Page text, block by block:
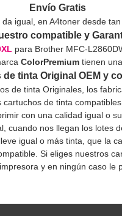
Envío Gratis
igual, en A4toner desde
compatible y
para Brother MFC-
ColorPremiumtienen
tinta Original OEM y
de tinta Originales, los
de tinta
con una calidad igual o
cuando nos llegan los lotes
igual o más tinta, que la
Si eliges nuestros
y en ningún caso le